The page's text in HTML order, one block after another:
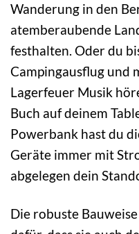
Wanderung in den
atemberaubende
festhalten. Oder du
Campingausflug und
Lagerfeuer Musik
Buch auf deinem
Powerbank hast du
Geräte immer mit
abgelegen dein
Die robuste